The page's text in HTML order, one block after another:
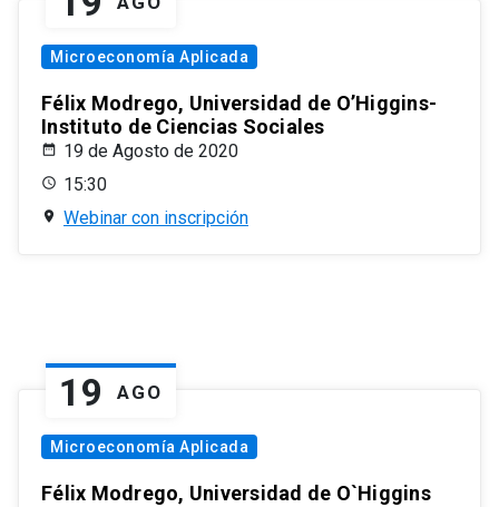
Microeconomía Aplicada
Félix Modrego, Universidad de O’Higgins-
Instituto de Ciencias Sociales
19 de Agosto de 2020
15:30
Webinar con inscripción
19 AGO
Microeconomía Aplicada
Félix Modrego, Universidad de O`Higgins